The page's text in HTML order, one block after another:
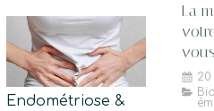
Endométriose &
La
20